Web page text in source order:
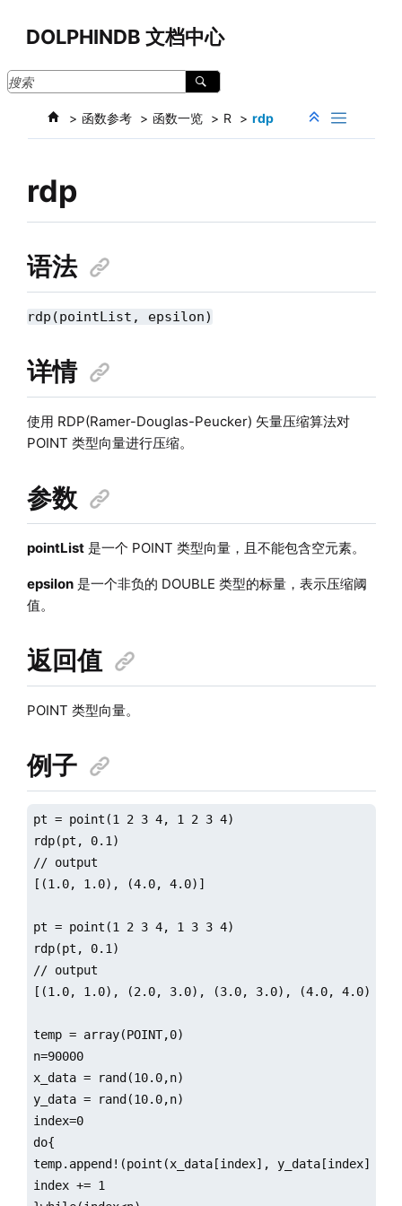
DOLPHINDB 文档中心
函数参考 函数一览 R rdp
rdp
语法
rdp(pointList, epsilon)
详情
使用 RDP(Ramer-Douglas-Peucker) 矢量压缩算法对
POINT 类型向量进行压缩。
参数
pointList是一个 POINT 类型向量，且不能包含空元素。
epsilon是一个非负的 DOUBLE 类型的标量，表示压缩阈
值。
返回值
POINT 类型向量。
例子
pt = point(1 2 3 4, 1 2 3 4)
rdp(pt, 0.1)
// output
[(1.0, 1.0), (4.0, 4.0)]
pt = point(1 2 3 4, 1 3 3 4)
rdp(pt, 0.1)
// output
[(1.0, 1.0), (2.0, 3.0), (3.0, 3.0), (4.0, 4.0)]
temp = array(POINT,0)
n=90000
x_data = rand(10.0,n)
y_data = rand(10.0,n)
index=0
do{
temp.append!(point(x_data[index], y_data[index]))
index += 1